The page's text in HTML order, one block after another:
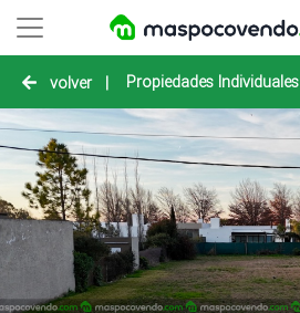
volver | Propiedades Individuales